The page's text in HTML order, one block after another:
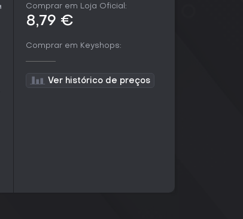
Comprar em Loja Oficial:
8,79 €
Comprar em Keyshops:
Ver histórico de preços